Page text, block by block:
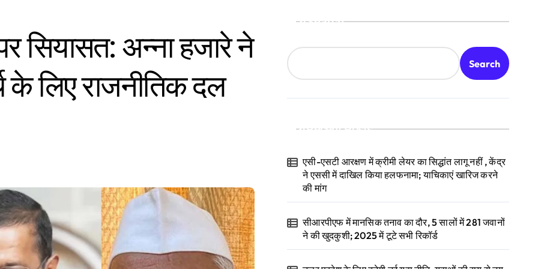
सियासत: अन्ना हजारे ने
के लिए राजनीतिक दल
Search
Search
Recent Posts
एसी-एसटी आरक्षण में क्रीमी लेयर का सिद्धांत लागू नहीं , केंद्र
ने एससी में दाखिल किया हलफनामा; याचिकाएं खारिज करने
की मांग
सीआरपीएफ में मानसिक तनाव का दौर, 5 सालों में 281 जवानों
ने की खुदकुशी; 2025 में टूटे सभी रिकॉर्ड